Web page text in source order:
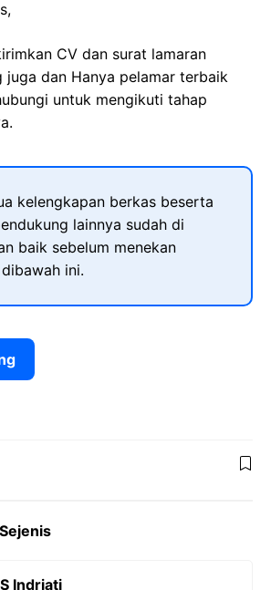
CV dan surat lamaran
juga dan Hanya pelamar terbaik
untuk mengikuti tahap
kelengkapan berkas beserta
lainnya sudah di
baik sebelum menekan
ini.
Indriati